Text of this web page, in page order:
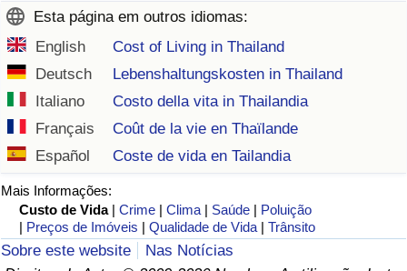
Esta página em outros idiomas:
English
Cost of Living in Thailand
Deutsch
Lebenshaltungskosten in Thailand
Italiano
Costo della vita in Thailandia
Français
Coût de la vie en Thaïlande
Español
Coste de vida en Tailandia
Mais Informações:
Custo de Vida |Crime |Clima | Saúde | Poluição
| Preços de Imóveis |Qualidade de Vida |Trânsito
Sobre este website
Nas Notícias